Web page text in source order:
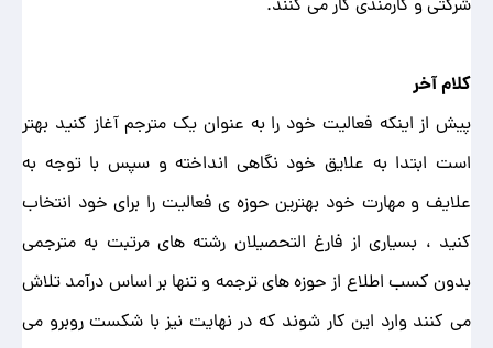
کلام آخر
پیش از اینکه فعالیت خود را به عنوان یک مترجم آغاز کنید بهتر
است ابتدا به علایق خود نگاهی انداخته و سپس با توجه به
علایف و مهارت خود بهترین حوزه ی فعالیت را برای خود انتخاب
کنید ، بسیاری از فارغ التحصیلان رشته های مرتبت به مترجمی
بدون کسب اطلاع از حوزه های ترجمه و تنها بر اساس درآمد تلاش
می کنند وارد این کار شوند که در نهایت نیز با شکست روبرو می